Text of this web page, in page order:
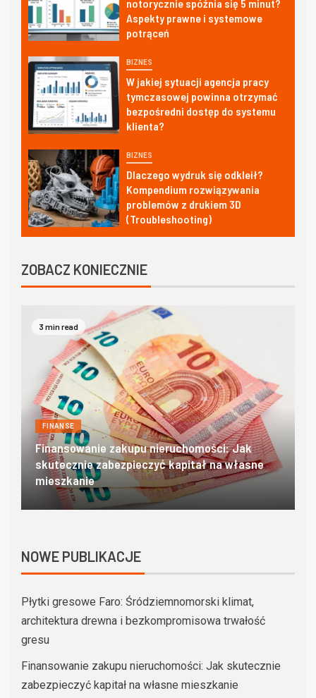
notorycznie spóźnia się 5 minut?
Aspekty prawne i systemowe
potrąceń
BIZNES
W jakiej sytuacji agencja pracy
tymczasowej powinna otrzymać
bezpośredni dostęp do systemu
klienta?
BIZNES
Dlaczego wydruk się odkleił?
Kompendium rozwiązywania
problemów z drukiem 3D
(Troubleshooting)
ZOBACZ KONIECZNIE
4 min read
FINANSE
Domki w zakopanem – poznaj góralski klimat w
najlepszym wydaniu
NOWE PUBLIKACJE
Płytki gresowe Faro: Śródziemnomorski klimat,
architektura drewna i bezkompromisowa trwałość
gresu
Finansowanie zakupu nieruchomości: Jak skutecznie
zabezpieczyć kapitał na własne mieszkanie